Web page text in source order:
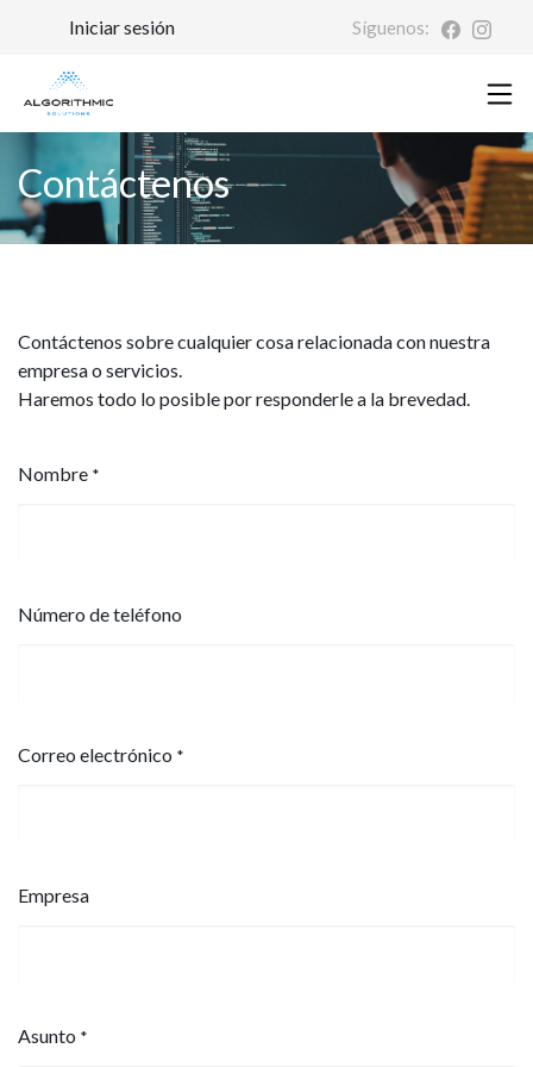
Iniciar sesión Síguenos:
Contáctenos
Contáctenos sobre cualquier cosa relacionada con nuestra
empresa o servicios.
Haremos todo lo posible por responderle a la brevedad.
Nombre *
Número de teléfono
Correo electrónico *
Empresa
Asunto *